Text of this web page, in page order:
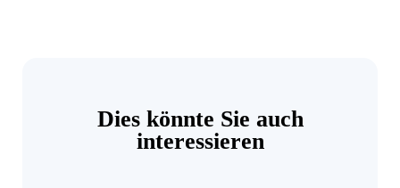
Dies könnte Sie auch
interessieren